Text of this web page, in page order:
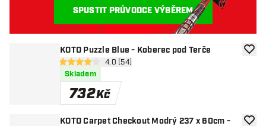
KOTO Puzzle Blue - Koberec pod Terče
otevřít panel recenzí
4 hodnoticí hvězdičky
4.0 (54)
Skladem
732Kč
KOTO Carpet Checkout Modrý 237 x 60cm -
SPUSTIT PRŮVODCE VÝBĚREM